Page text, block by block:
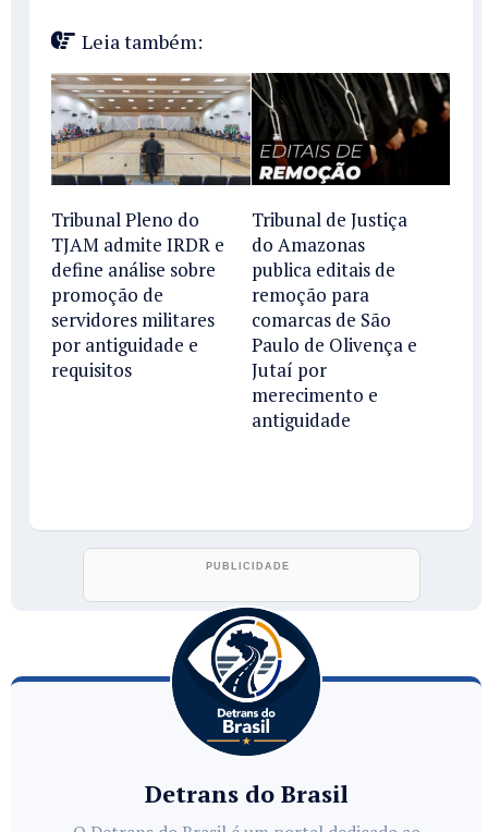
Leia também:
Tribunal Pleno do
TJAM admite IRDR e
define análise sobre
promoção de
servidores militares
por antiguidade e
requisitos
Tribunal de Justiça
do Amazonas
publica editais de
remoção para
comarcas de São
Paulo de Olivença e
Jutaí por
merecimento e
antiguidade
Detrans do Brasil